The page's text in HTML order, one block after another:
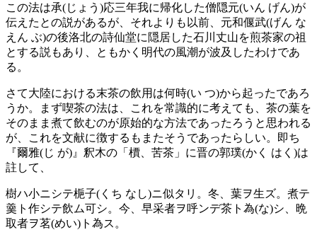
この法は承(じょう)応三年我に帰化した僧隠元(いん げん)が
伝えたとの説があるが、それよりも以前、元和偃武(げん な
えん ぶ)の後洛北の詩仙堂に隠居した石川丈山を煎茶家の祖
とする説もあり、ともかく明代の風潮が波及したわけであ
る。
さて大陸における末茶の飲用は何時(い つ)から起ったであろ
うか。まず喫茶の法は、これを常識的に考えても、茶の葉を
そのまま煮て飲むのが原始的な方法であったろうと思われる
が、これを文献に徴するもまたそうであったらしい。即ち
『爾雅(じ が)』釈木の「檟、苦茶」に晋の郭璞(かく はく)は
註して、
樹ハ小ニシテ梔子(くち なし)ニ似タリ。冬、葉ヲ生ズ。煮テ
羹ト作シテ飲ム可シ。今、早采者ヲ呼ンデ茶ト為(な)シ、晩
取者ヲ茗(めい)ト為ス。